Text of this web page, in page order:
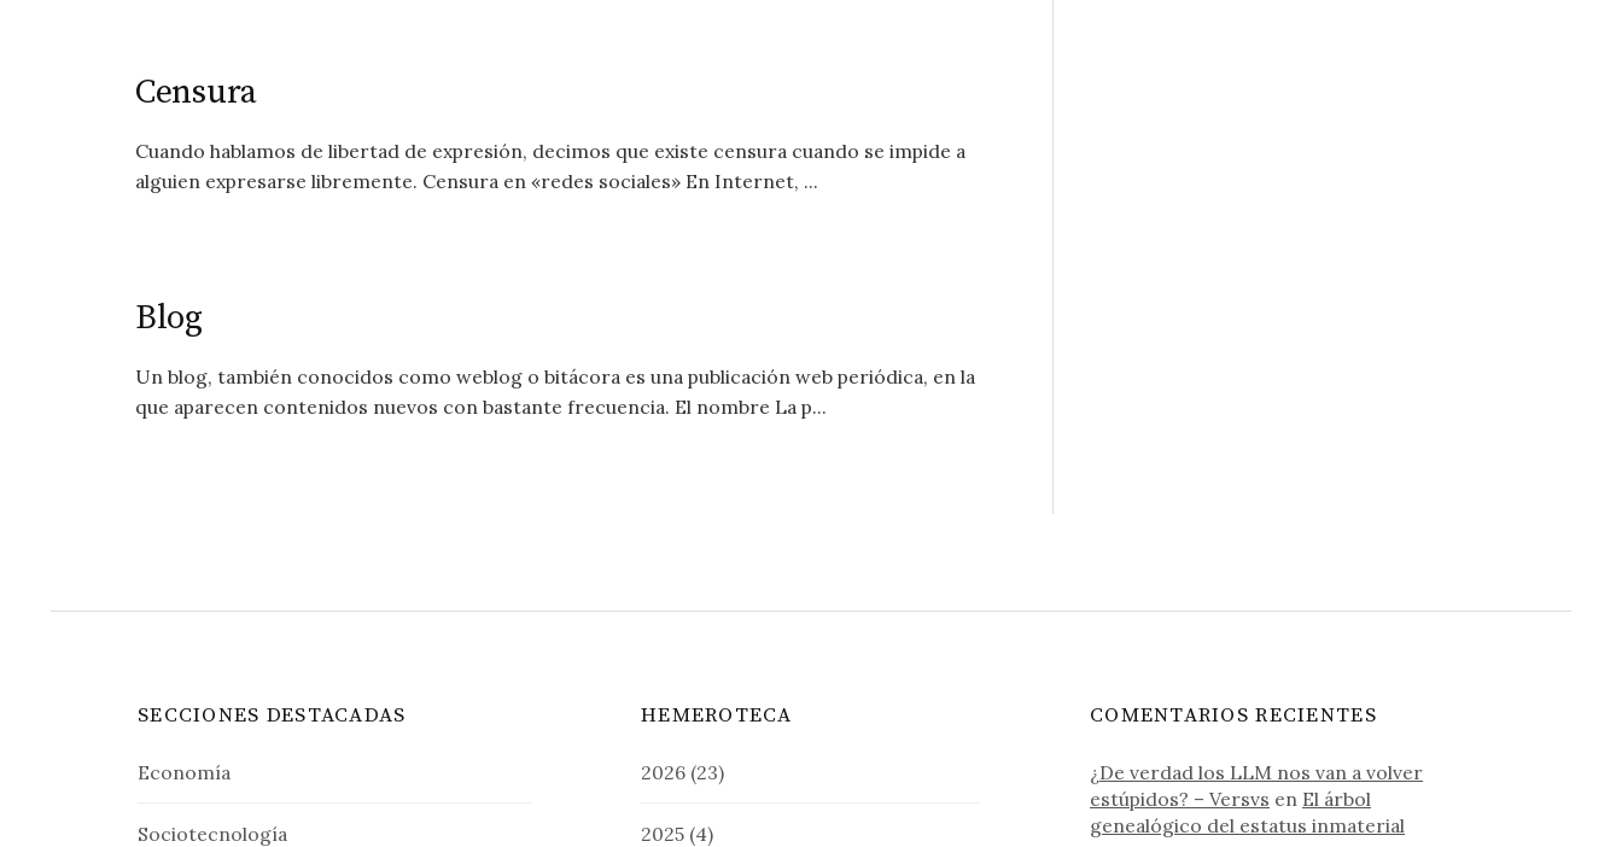
Censura
Cuando hablamos de libertad de expresión, decimos que existe censura cuando se impide a
alguien expresarse libremente. Censura en «redes sociales» En Internet, ...
Blog
Un blog, también conocidos como weblog o bitácora es una publicación web periódica, en la
que aparecen contenidos nuevos con bastante frecuencia. El nombre La p...
SECCIONES DESTACADAS
Economía
Sociotecnología
HEMEROTECA
2026 (23)
2025 (4)
COMENTARIOS RECIENTES
¿De verdad los LLM nos van a volver
estúpidos? – Versvs en El árbol
genealógico del estatus inmaterial